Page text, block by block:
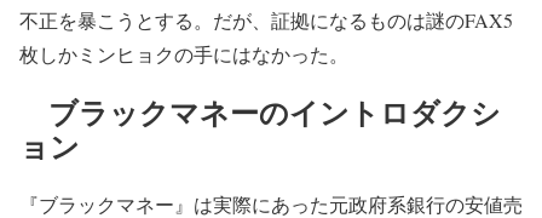
不正を暴こうとする。だが、証拠になるものは謎のFAX5
枚しかミンヒョクの手にはなかった。
ブラックマネーのイントロダクシ
ョン
『ブラックマネー』は実際にあった元政府系銀行の安値売